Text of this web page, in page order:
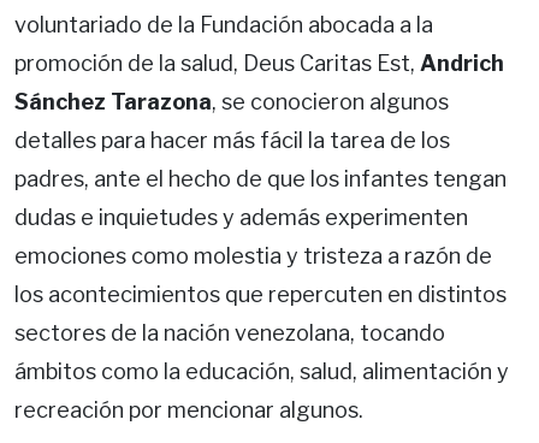
voluntariado de la Fundación abocada a la
promoción de la salud, Deus Caritas Est, Andrich
Sánchez Tarazona, se conocieron algunos
detalles para hacer más fácil la tarea de los
padres, ante el hecho de que los infantes tengan
dudas e inquietudes y además experimenten
emociones como molestia y tristeza a razón de
los acontecimientos que repercuten en distintos
sectores de la nación venezolana, tocando
ámbitos como la educación, salud, alimentación y
recreación por mencionar algunos.